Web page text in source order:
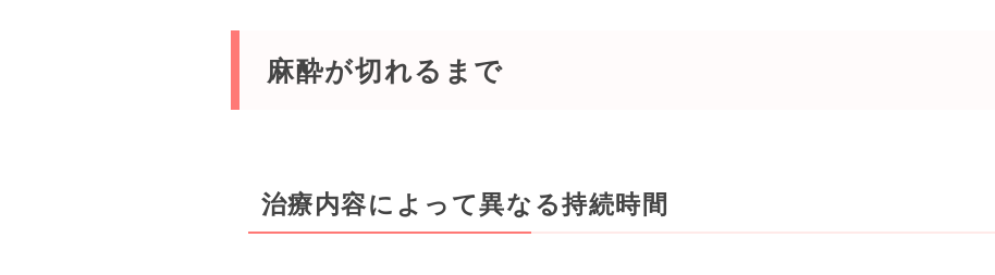
麻酔が切れるまで
治療内容によって異なる持続時間